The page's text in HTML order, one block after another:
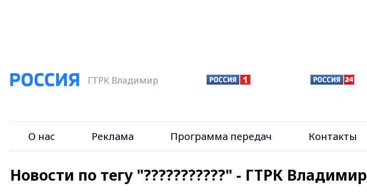
ГТРК Владимир
О нас Реклама Программа передач Контакты
Новости по тегу "???????????" - ГТРК Владимир